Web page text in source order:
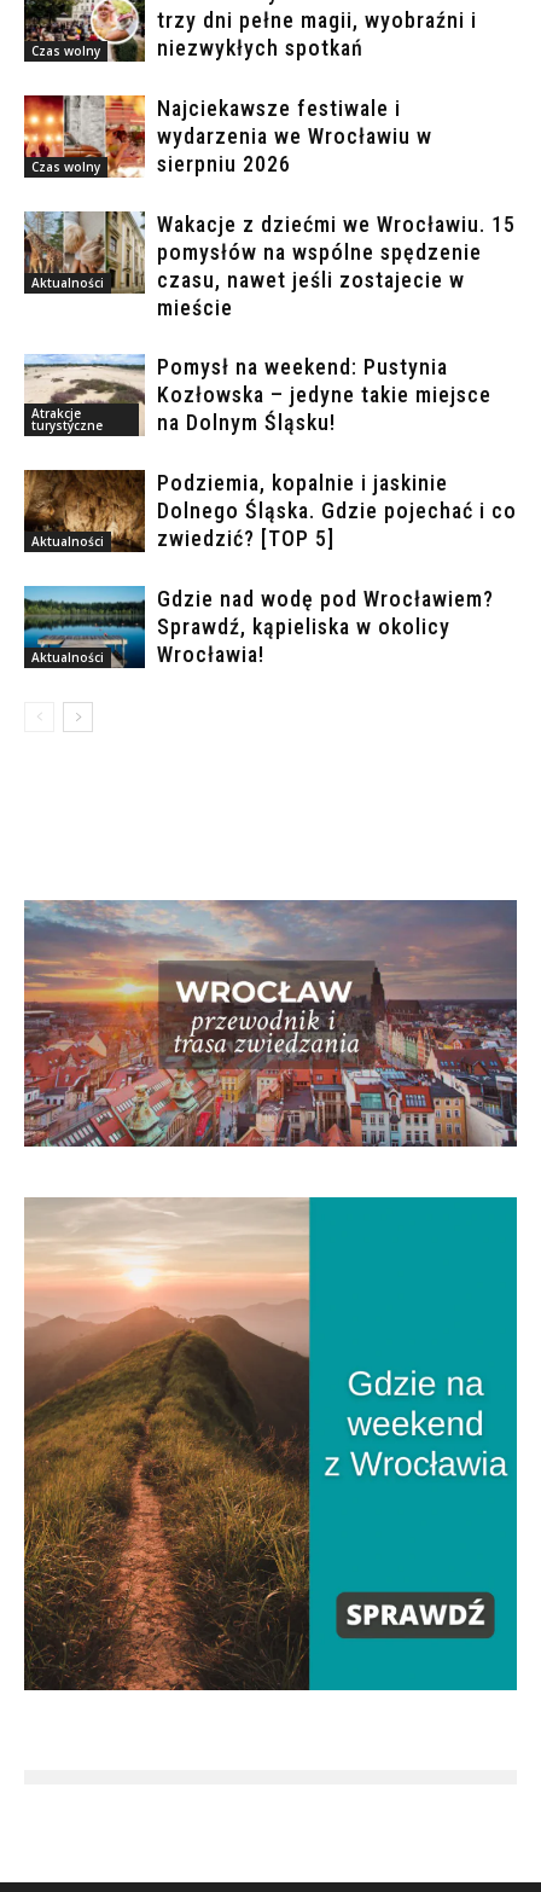
Czas wolny
trzy dni pełne magii, wyobraźni i
niezwykłych spotkań
Czas wolny
Najciekawsze festiwale i
wydarzenia we Wrocławiu w
sierpniu 2026
Aktualności
Wakacje z dziećmi we Wrocławiu. 15
pomysłów na wspólne spędzenie
czasu, nawet jeśli zostajecie w
mieście
Atrakcje
turystyczne
Pomysł na weekend: Pustynia
Kozłowska – jedyne takie miejsce
na Dolnym Śląsku!
Aktualności
Podziemia, kopalnie i jaskinie
Dolnego Śląska. Gdzie pojechać i co
zwiedzić? [TOP 5]
Aktualności
Gdzie nad wodę pod Wrocławiem?
Sprawdź, kąpieliska w okolicy
Wrocławia!